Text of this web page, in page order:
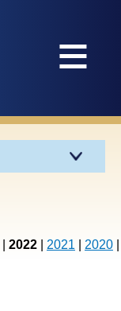
≡
2022 2021 2020